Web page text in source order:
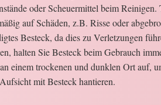
oder Scheuermittel beim
auf Schäden, z.B. Risse oder
Besteck, da dies zu Verletzungen
halten Sie Besteck beim Gebrauch
einem trockenen und dunklen Ort auf,
mit Besteck hantieren.